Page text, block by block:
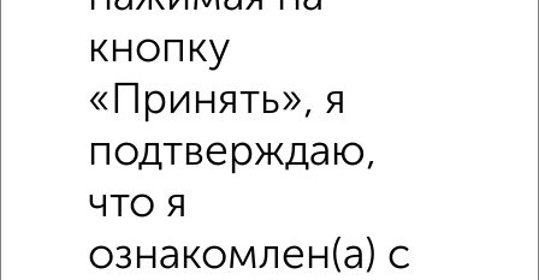
кнопку
«Принять», я
подтверждаю,
что я
ознакомлен(а) с